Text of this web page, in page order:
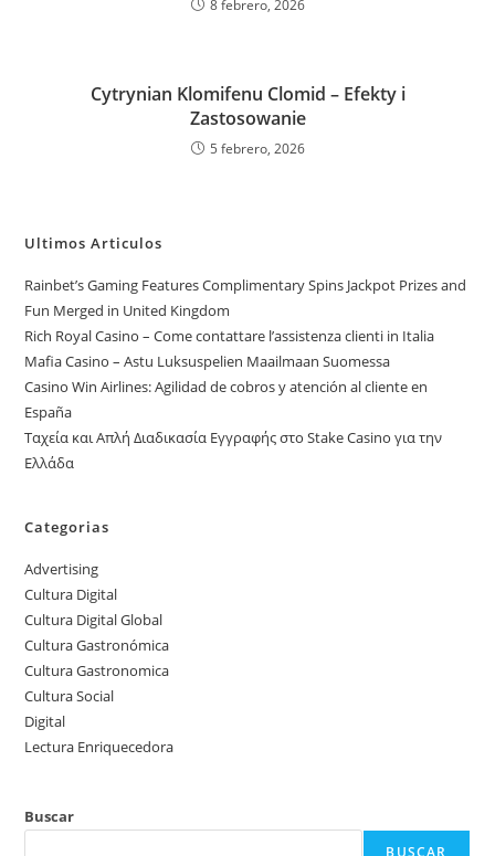
8 febrero, 2026
Cytrynian Klomifenu Clomid – Efekty i
Zastosowanie
5 febrero, 2026
Ultimos Articulos
Rainbet’s Gaming Features Complimentary Spins Jackpot Prizes and
Fun Merged in United Kingdom
Rich Royal Casino – Come contattare l’assistenza clienti in Italia
Mafia Casino – Astu Luksuspelien Maailmaan Suomessa
Casino Win Airlines: Agilidad de cobros y atención al cliente en
España
Ταχεία και Απλή Διαδικασία Εγγραφής στο Stake Casino για την
Ελλάδα
Categorias
Advertising
Cultura Digital
Cultura Digital Global
Cultura Gastronómica
Cultura Gastronomica
Cultura Social
Digital
Lectura Enriquecedora
Buscar
BUSCAR